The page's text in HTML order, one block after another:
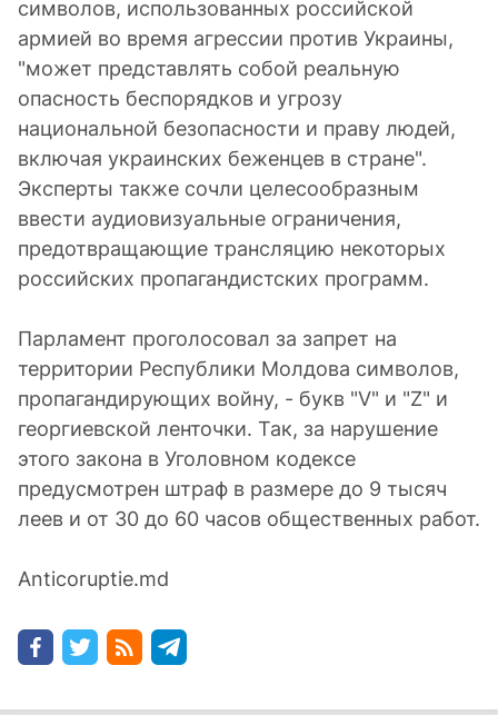
символов, использованных российской
армией во время агрессии против Украины,
"может представлять собой реальную
опасность беспорядков и угрозу
национальной безопасности и праву людей,
включая украинских беженцев в стране".
Эксперты также сочли целесообразным
ввести аудиовизуальные ограничения,
предотвращающие трансляцию некоторых
российских пропагандистских программ.
Парламент проголосовал за запрет на
территории Республики Молдова символов,
пропагандирующих войну, - букв "V" и "Z" и
георгиевской ленточки. Так, за нарушение
этого закона в Уголовном кодексе
предусмотрен штраф в размере до 9 тысяч
леев и от 30 до 60 часов общественных работ.
Anticoruptie.md